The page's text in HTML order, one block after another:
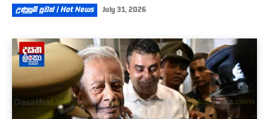
උණුසුම් පුවත් | Hot News July 31, 2026